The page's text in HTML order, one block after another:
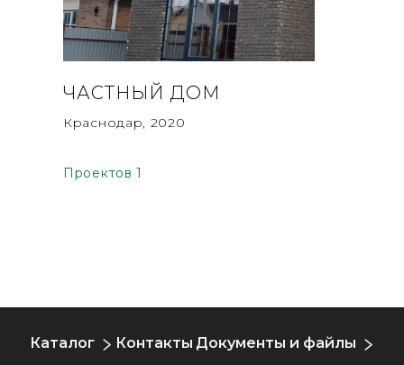
ЧАСТНЫЙ ДОМ
Краснодар, 2020
Проектов 1
Каталог Контакты Документы и файлы